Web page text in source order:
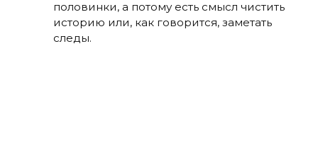
половинки, а потому есть смысл чистить
историю или, как говорится, заметать
следы.